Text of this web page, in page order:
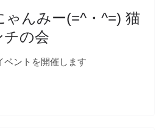
ゃんみー(=^・^=) 猫
の会
ベントを開催します